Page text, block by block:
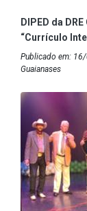
DIPED da
“Currículo
Publicado em:
Guaianases